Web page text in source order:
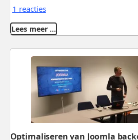
1 reacties
Lees meer …
Optimaliseren van Joomla